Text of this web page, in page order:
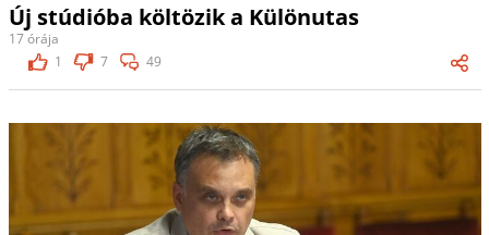
Új stúdióba költözik a Különutas
17 órája
1
7 49